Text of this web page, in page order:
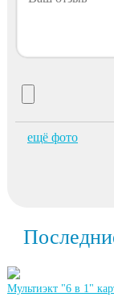
ещё фото
Мультиэкт "6 в 1"